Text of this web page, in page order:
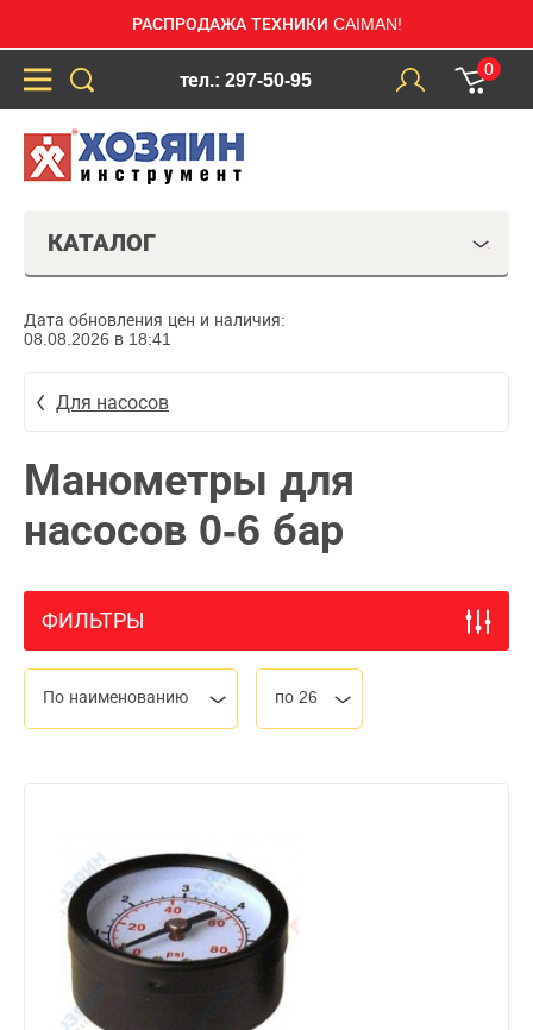
РАСПРОДАЖА ТЕХНИКИ CAIMAN!
тел.: 297-50-95
0
КАТАЛОГ
Дата обновления цен и наличия:
08.08.2026 в 18:41
Для насосов
Манометры для
насосов 0-6 бар
ФИЛЬТРЫ
По наименованию по 26